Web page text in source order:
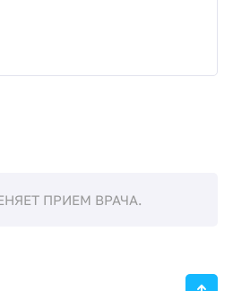
ПРИЕМ ВРАЧА.